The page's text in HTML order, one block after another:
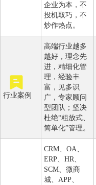
企业为本，不
投机取巧，不
炒作热点。
行业案例
高端行业越多
越好，理念先
进，精细化管
理，经验丰
富，见多识
广，专家顾问
型团队；坚决
杜绝“粗放式、
简单化”管理。
CRM、OA、
ERP、HR、
SCM、微商
城、APP、